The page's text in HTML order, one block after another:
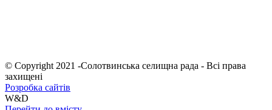
© Copyright 2021 -Солотвинська селищна рада - Всі права
захищені
Розробка сайтів
W&D